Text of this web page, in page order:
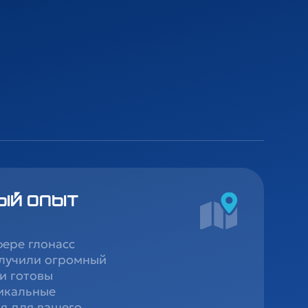
опыт
глонасс
огромный
готовы